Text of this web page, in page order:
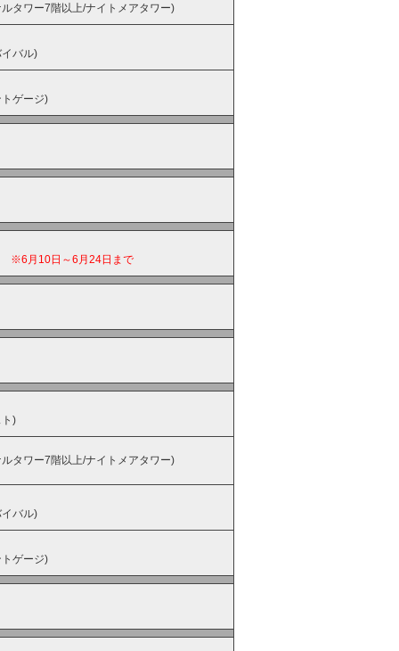
タワー7階以上/ナイトメアタワー)
バル)
ゲージ)
※6月10日～6月24日まで
)
タワー7階以上/ナイトメアタワー)
バル)
ゲージ)